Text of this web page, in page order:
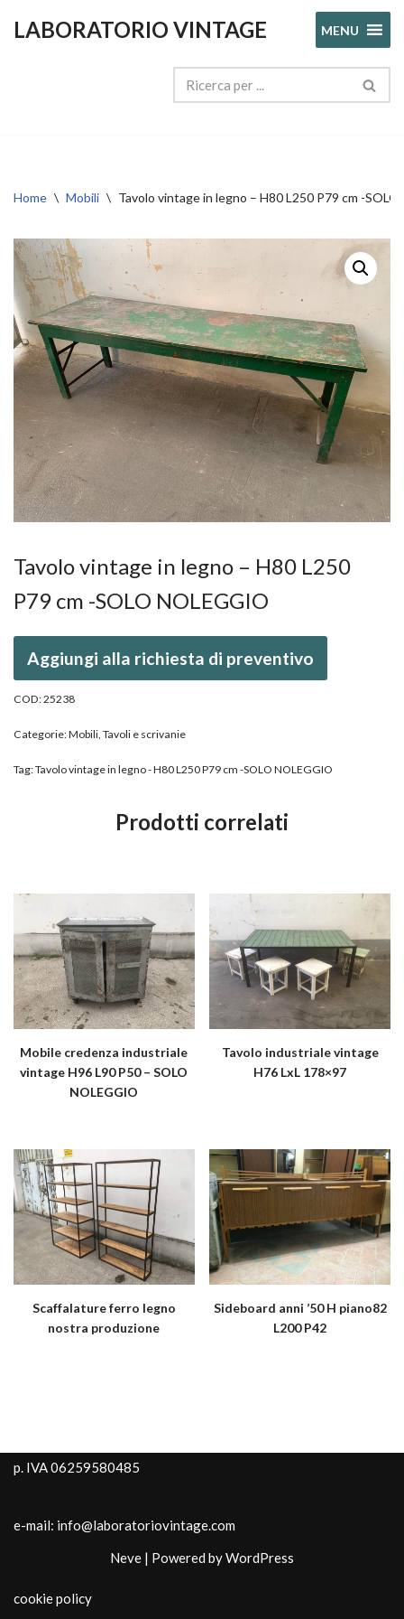
LABORATORIO VINTAGE MENU
Home \ Mobili \ Tavolo vintage in legno – H80 L250 P79 cm -
Tavolo vintage in legno – H80 L250
P79 cm -SOLO NOLEGGIO
Aggiungi alla richiesta di preventivo
COD:25238
Categorie:Mobili Tavoli e scrivanie
Tag:Tavolo vintage in legno - H80 L250 P79 cm -SOLO NOLEGGIO
Prodotti correlati
Mobile credenza industriale
vintage H96 L90 P50 – SOLO
NOLEGGIO
Tavolo industriale vintage
H76 LxL 178×97
Scaffalature ferro legno
nostra produzione
Sideboard anni ’50 H piano82
L200 P42
p. IVA 06259580485
e-mail: info@laboratoriovintage.com
Neve | Powered byWordPress
cookie policy